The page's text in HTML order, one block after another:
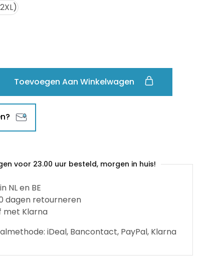
Toevoegen Aan Winkelwagen
voor 23.00 uur besteld, morgen in huis!
NL en BE
dagen retourneren
met Klarna
iDeal, Bancontact, PayPal, Klarna